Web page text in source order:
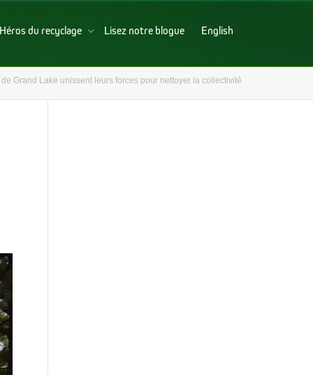
Héros du recyclage Lisez notre blogue English
Grand Lake unissent leurs forces pour nettoyer la collectivité